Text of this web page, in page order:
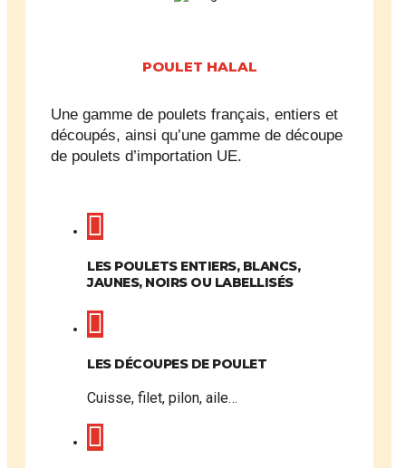
POULET HALAL
Une gamme de poulets français, entiers et
découpés, ainsi qu’une gamme de découpe
de poulets d’importation UE.
LES POULETS ENTIERS, BLANCS,
JAUNES, NOIRS OU LABELLISÉS
LES DÉCOUPES DE POULET
Cuisse, filet, pilon, aile…